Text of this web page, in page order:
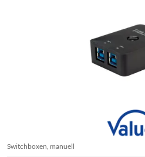
Switchboxen, manuell